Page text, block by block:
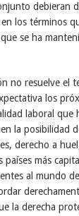
debieran
los términos
se ha
no resuelve
los
laboral que
la posibilidad
derecho a
más
al mundo
la derecha